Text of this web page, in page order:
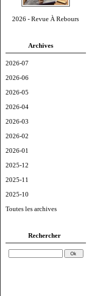
2026 - Revue À Rebours
Archives
2026-07
2026-06
2026-05
2026-04
2026-03
2026-02
2026-01
2025-12
2025-11
2025-10
Toutes les archives
Rechercher